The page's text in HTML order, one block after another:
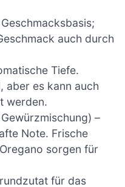
auch durch
Tiefe.
aber es kann auch
werden.
–
Note. Frische
sorgen für
für das